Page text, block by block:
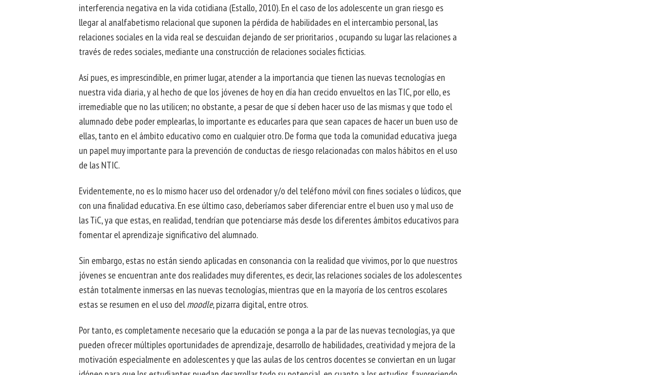
interferencia negativa en la vida cotidiana (Estallo, 2010). En el caso de los adolescente un gran riesgo es
llegar al analfabetismo relacional que suponen la pérdida de habilidades en el intercambio personal, las
relaciones sociales en la vida real se descuidan dejando de ser prioritarios , ocupando su lugar las relaciones a
través de redes sociales, mediante una construcción de relaciones sociales ficticias.
Así pues, es imprescindible, en primer lugar, atender a la importancia que tienen las nuevas tecnologías en
nuestra vida diaria, y al hecho de que los jóvenes de hoy en día han crecido envueltos en las TIC, por ello, es
irremediable que no las utilicen; no obstante, a pesar de que sí deben hacer uso de las mismas y que todo el
alumnado debe poder emplearlas, lo importante es educarles para que sean capaces de hacer un buen uso de
ellas, tanto en el ámbito educativo como en cualquier otro. De forma que toda la comunidad educativa juega
un papel muy importante para la prevención de conductas de riesgo relacionadas con malos hábitos en el uso
de las NTIC.
Evidentemente, no es lo mismo hacer uso del ordenador y/o del teléfono móvil con fines sociales o lúdicos, que
con una finalidad educativa. En ese último caso, deberíamos saber diferenciar entre el buen uso y mal uso de
las TiC, ya que estas, en realidad, tendrían que potenciarse más desde los diferentes ámbitos educativos para
fomentar el aprendizaje significativo del alumnado.
Sin embargo, estas no están siendo aplicadas en consonancia con la realidad que vivimos, por lo que nuestros
jóvenes se encuentran ante dos realidades muy diferentes, es decir, las relaciones sociales de los adolescentes
están totalmente inmersas en las nuevas tecnologías, mientras que en la mayoría de los centros escolares
estas se resumen en el uso delmoodle, pizarra digital, entre otros.
Por tanto, es completamente necesario que la educación se ponga a la par de las nuevas tecnologías, ya que
pueden ofrecer múltiples oportunidades de aprendizaje, desarrollo de habilidades, creatividad y mejora de la
motivación especialmente en adolescentes y que las aulas de los centros docentes se conviertan en un lugar